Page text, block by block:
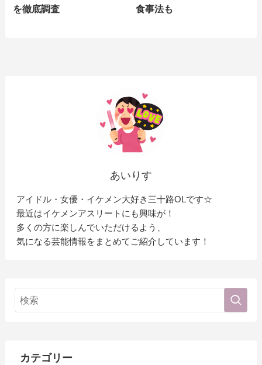
を徹底調査
食事法も
あいりす
アイドル・女優・イケメン大好き三十路OLです☆
最近はイケメンアスリートにも興味が！
多くの方に楽しんでいただけるよう、
気になる芸能情報をまとめてご紹介しています！
カテゴリー